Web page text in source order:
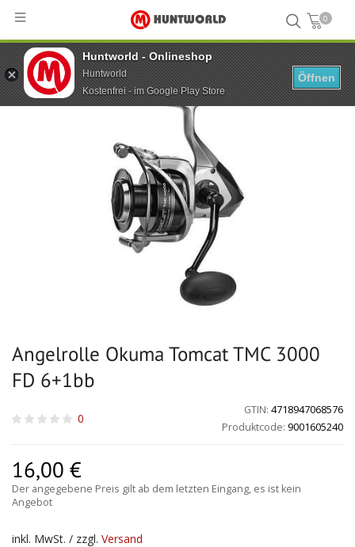
0
Hauptseite ... Angelrolle Okuma Tomcat TMC 3000 FD 6+1bb
Angelrolle Okuma Tomcat TMC 3000
FD 6+1bb
GTIN: 4718947068576
Produktcode: 9001605240
0
16,00 €
Der angegebene Preis gilt ab dem letzten Eingang, es ist kein
Angebot
inkl. MwSt. / zzgl. Versand
Huntworld - Onlineshop
Huntworld
Kostenfrei - im Google Play Store
Öffnen